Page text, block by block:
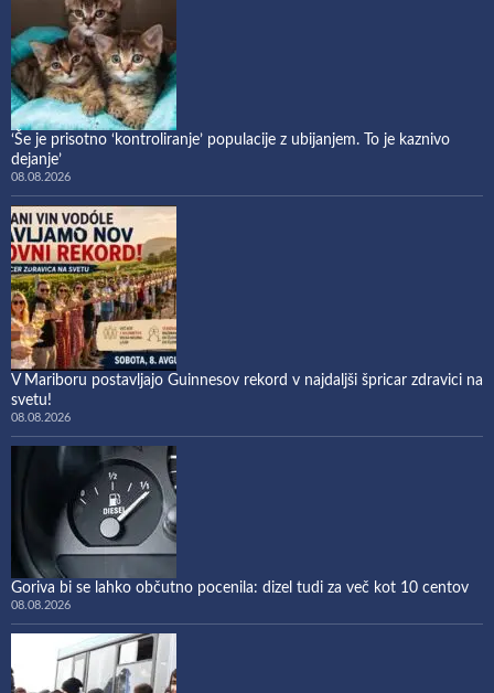
‘Še je prisotno ‘kontroliranje’ populacije z ubijanjem. To je kaznivo
dejanje’
08.08.2026
V Mariboru postavljajo Guinnesov rekord v najdaljši špricar zdravici na
svetu!
08.08.2026
Goriva bi se lahko občutno pocenila: dizel tudi za več kot 10 centov
08.08.2026